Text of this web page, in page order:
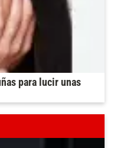
para lucir unas